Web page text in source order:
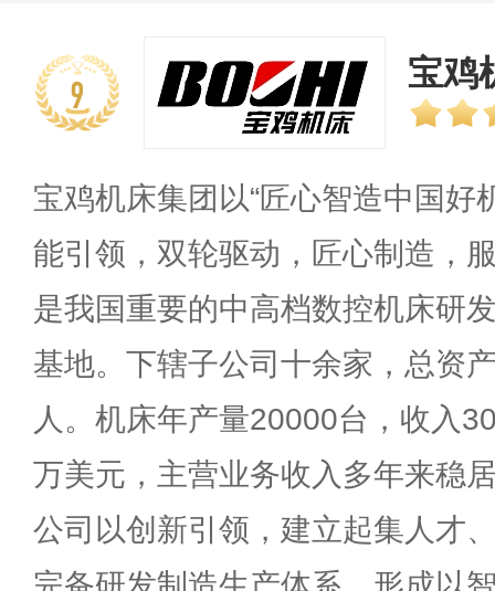
9 宝鸡
宝鸡机床集团以“匠心智造中国好
能引领，双轮驱动，匠心制造，
是我国重要的中高档数控机床研
基地。下辖子公司十余家，总资
人。机床年产量20000台，收入
万美元，主营业务收入多年来稳
公司以创新引领，建立起集人才